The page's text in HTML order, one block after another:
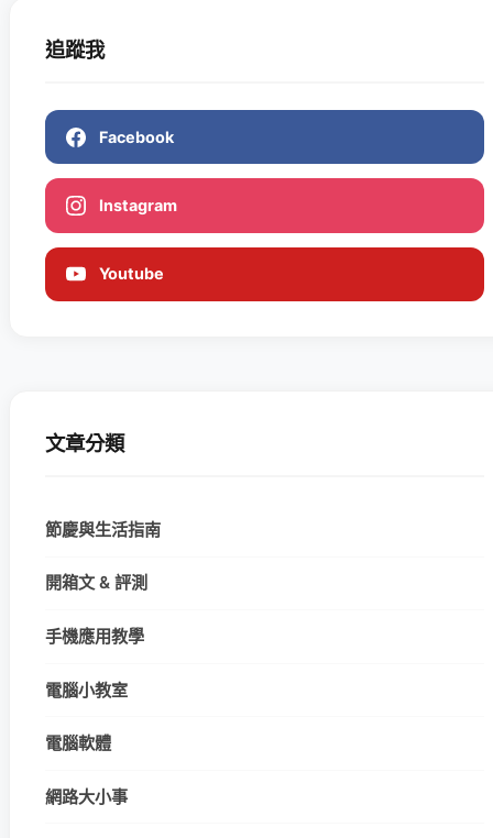
追蹤我
Facebook
Instagram
Youtube
文章分類
節慶與生活指南
開箱文 & 評測
手機應用教學
電腦小教室
電腦軟體
網路大小事